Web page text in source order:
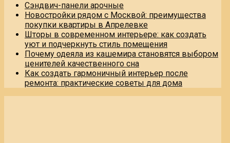
Сэндвич-панели арочные
Новостройки рядом с Москвой: преимущества
покупки квартиры в Апрелевке
Шторы в современном интерьере: как создать
уют и подчеркнуть стиль помещения
Почему одеяла из кашемира становятся выбором
ценителей качественного сна
Как создать гармоничный интерьер после
ремонта: практические советы для дома